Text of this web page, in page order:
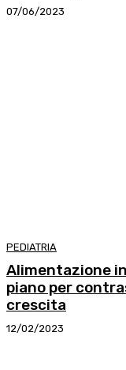
07/06/2023
PEDIATRIA
Alimentazione
piano per
crescita
12/02/2023